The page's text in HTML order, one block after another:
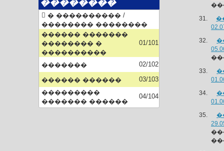
��������
� ���������� /
�������� ��������
������ �������
�������� �
����������
01/101
������� 02/102
������ ������
03/103
���������
������� ������
04/104